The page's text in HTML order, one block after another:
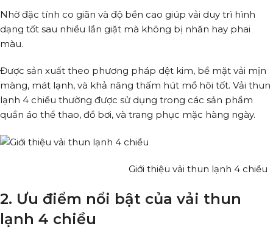
Nhờ đặc tính co giãn và độ bền cao giúp vải duy trì hình
dạng tốt sau nhiều lần giặt mà không bị nhăn hay phai
màu.
Được sản xuất theo phương pháp dệt kim, bề mặt vải mịn
màng, mát lạnh, và khả năng thấm hút mồ hôi tốt. Vải thun
lạnh 4 chiều thường được sử dụng trong các sản phẩm
quần áo thể thao, đồ bơi, và trang phục mặc hàng ngày.
Giới thiệu vải thun lạnh 4 chiều
2. Ưu điểm nổi bật của vải thun
lạnh 4 chiều